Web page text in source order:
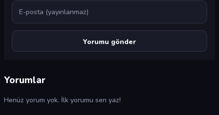
E-posta
Yorumlar
Henüz yorum yok. İlk yorumu sen yaz!